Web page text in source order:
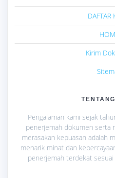
DAFTAR
Kirim
Pengalaman kami sejak
penerjemah dokumen serta
merasakan kepuasan adalah
menarik minat dan
penerjemah terdekat